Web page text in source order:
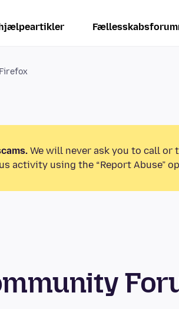
Firefox
We will never ask you to call or
activity using the “Report Abuse”